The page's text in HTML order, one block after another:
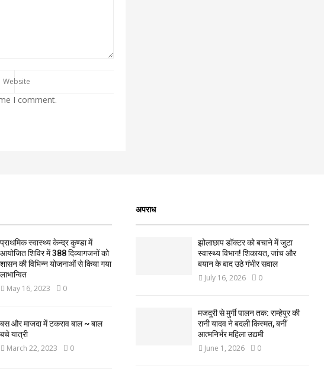
I comment.
प्राथमिक स्वास्थ्य केन्द्र कुण्डा में
आयोजित शिविर में 388 दिव्यागजनों को
शासन की विभिन्न योजनाओं से किया गया
लाभान्वित
May 16, 2023 0
बस और माजदा में टकराव बाल ~ बाल
बचे यात्री
March 22, 2023 0
अपराध
झोलाछाप डॉक्टर को बचाने में जुटा
स्वास्थ्य विभाग! शिकायत, जांच और
बयान के बाद उठे गंभीर सवाल
July 16, 2026 0
मजदूरी से मुर्गी पालन तक: राम्हेपुर की
रानी यादव ने बदली किस्मत, बनीं
आत्मनिर्भर महिला उद्यमी
June 1, 2026 0